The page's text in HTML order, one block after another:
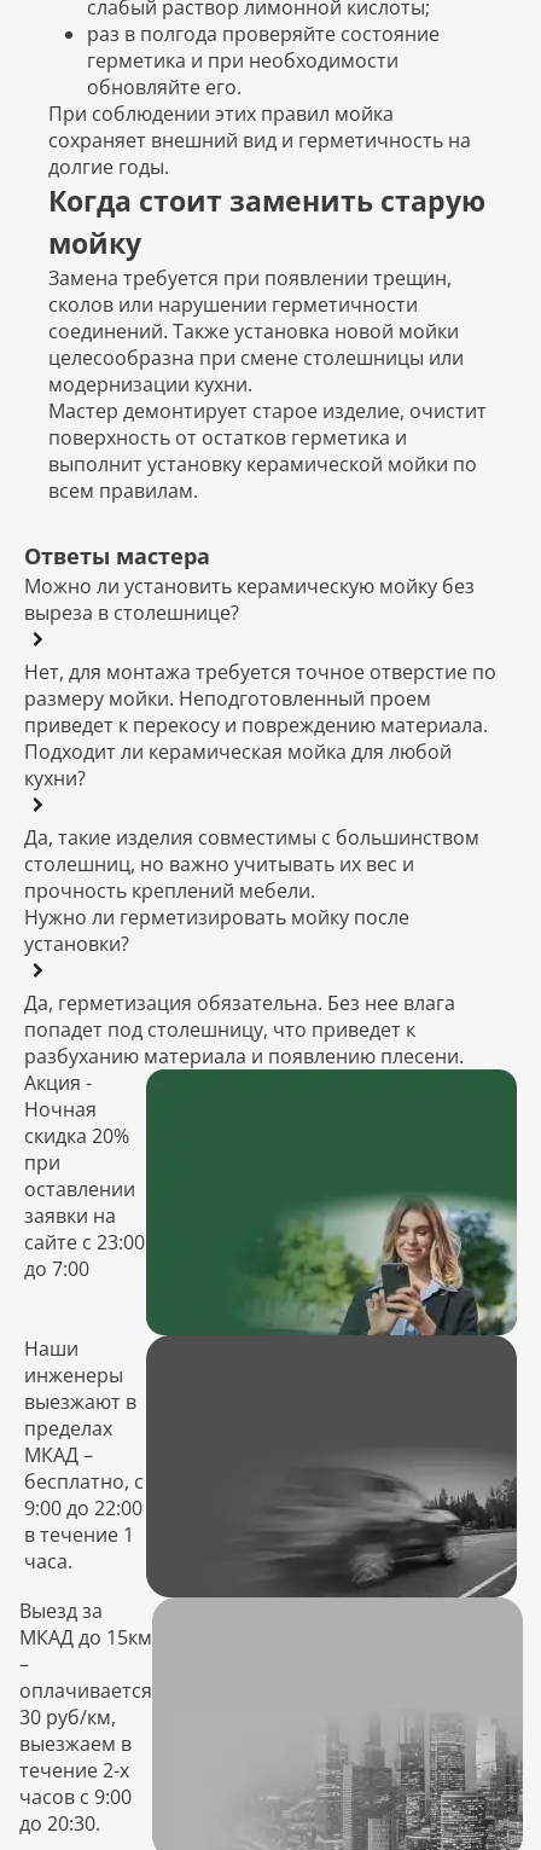
слабый раствор лимонной кислоты;
раз в полгода проверяйте состояние
герметика и при необходимости
обновляйте его.
При соблюдении этих правил мойка
сохраняет внешний вид и герметичность на
долгие годы.
Когда стоит заменить старую
мойку
Замена требуется при появлении трещин,
сколов или нарушении герметичности
соединений. Также установка новой мойки
целесообразна при смене столешницы или
модернизации кухни.
Мастер демонтирует старое изделие, очистит
поверхность от остатков герметика и
выполнит установку керамической мойки по
всем правилам.
Ответы мастера
Можно ли установить керамическую мойку без
выреза в столешнице?
Нет, для монтажа требуется точное отверстие по
размеру мойки. Неподготовленный проем
приведет к перекосу и повреждению материала.
Подходит ли керамическая мойка для любой
кухни?
Да, такие изделия совместимы с большинством
столешниц, но важно учитывать их вес и
прочность креплений мебели.
Нужно ли герметизировать мойку после
установки?
Да, герметизация обязательна. Без нее влага
попадет под столешницу, что приведет к
разбуханию материала и появлению плесени.
Акция -
Ночная
скидка 20%
при
оставлении
заявки на
сайте с 23:00
до 7:00
Наши
инженеры
выезжают в
пределах
МКАД –
бесплатно, с
9:00 до 22:00
в течение 1
часа.
Выезд за
МКАД до 15км
–
оплачивается
30 руб/км,
выезжаем в
течение 2-х
часов с 9:00
до 20:30.